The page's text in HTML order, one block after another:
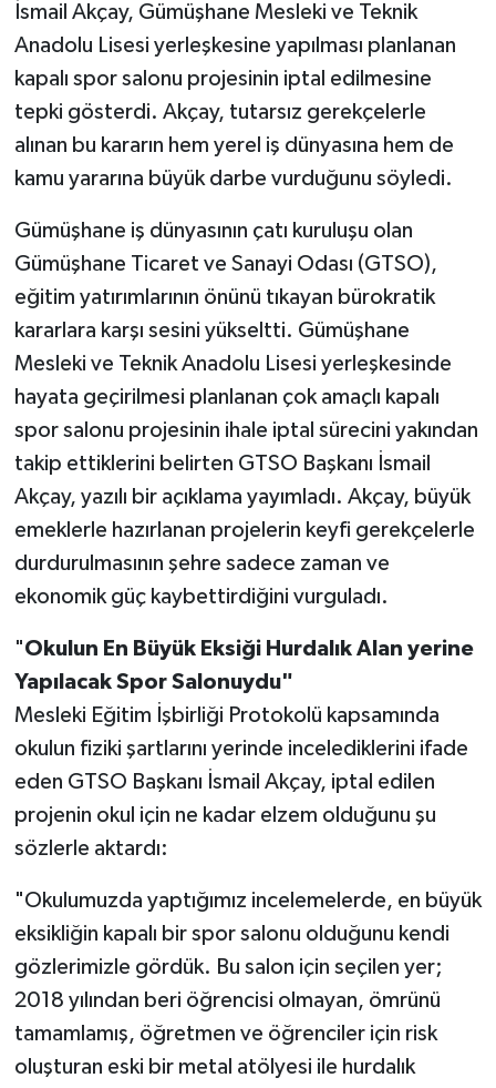
İsmail Akçay, Gümüşhane Mesleki ve Teknik
Anadolu Lisesi yerleşkesine yapılması planlanan
kapalı spor salonu projesinin iptal edilmesine
tepki gösterdi. Akçay, tutarsız gerekçelerle
alınan bu kararın hem yerel iş dünyasına hem de
kamu yararına büyük darbe vurduğunu söyledi.
Gümüşhane iş dünyasının çatı kuruluşu olan
Gümüşhane Ticaret ve Sanayi Odası (GTSO),
eğitim yatırımlarının önünü tıkayan bürokratik
kararlara karşı sesini yükseltti. Gümüşhane
Mesleki ve Teknik Anadolu Lisesi yerleşkesinde
hayata geçirilmesi planlanan çok amaçlı kapalı
spor salonu projesinin ihale iptal sürecini yakından
takip ettiklerini belirten GTSO Başkanı İsmail
Akçay, yazılı bir açıklama yayımladı. Akçay, büyük
emeklerle hazırlanan projelerin keyfi gerekçelerle
durdurulmasının şehre sadece zaman ve
ekonomik güç kaybettirdiğini vurguladı.
"Okulun En Büyük Eksiği Hurdalık Alan yerine
Yapılacak Spor Salonuydu"
Mesleki Eğitim İşbirliği Protokolü kapsamında
okulun fiziki şartlarını yerinde incelediklerini ifade
eden GTSO Başkanı İsmail Akçay, iptal edilen
projenin okul için ne kadar elzem olduğunu şu
sözlerle aktardı:
"Okulumuzda yaptığımız incelemelerde, en büyük
eksikliğin kapalı bir spor salonu olduğunu kendi
gözlerimizle gördük. Bu salon için seçilen yer;
2018 yılından beri öğrencisi olmayan, ömrünü
tamamlamış, öğretmen ve öğrenciler için risk
oluşturan eski bir metal atölyesi ile hurdalık